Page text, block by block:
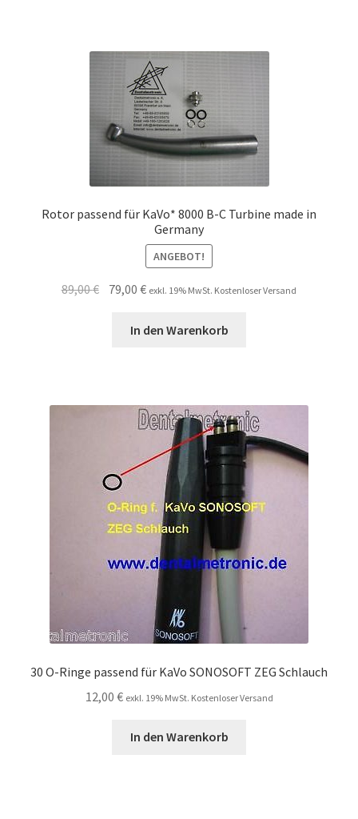
Rotor passend für KaVo* 8000 B-C Turbine made in
Germany
ANGEBOT!
89,00€ Ursprünglicher
79,00€Aktueller
ist:
exkl. 19% MwSt. Kostenloser Versand
In den Warenkorb
30 O-Ringe passend für KaVo SONOSOFT ZEG Schlauch
12,00 € exkl. 19% MwSt. Kostenloser Versand
In den Warenkorb